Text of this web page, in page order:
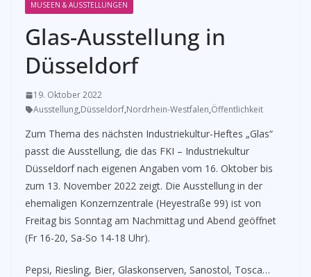
MUSEEN & AUSSTELLUNGEN
Glas-Ausstellung in
Düsseldorf
19. Oktober 2022
Ausstellung,Düsseldorf,Nordrhein-Westfalen,Öffentlichkeit
Zum Thema des nächsten Industriekultur-Heftes „Glas“
passt die Ausstellung, die das FKI – Industriekultur
Düsseldorf nach eigenen Angaben vom 16. Oktober bis
zum 13. November 2022 zeigt. Die Ausstellung in der
ehemaligen Konzernzentrale (Heyestraße 99) ist von
Freitag bis Sonntag am Nachmittag und Abend geöffnet
(Fr 16-20, Sa-So 14-18 Uhr).
Pepsi, Riesling, Bier, Glaskonserven, Sanostol, Tosca…